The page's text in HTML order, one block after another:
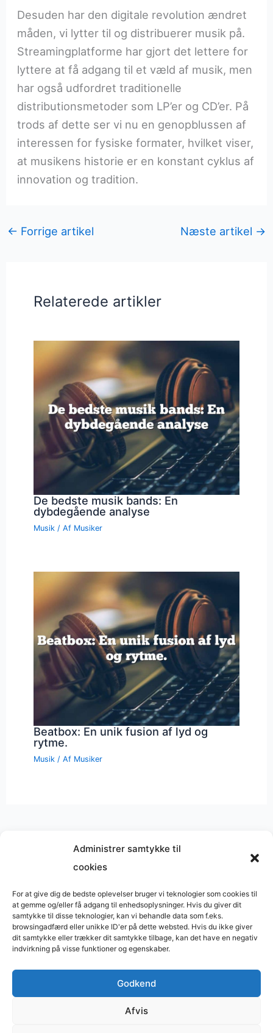
Administrer samtykke til
cookies
For at give dig de bedste oplevelser bruger vi teknologier som cookies til
at gemme og/eller få adgang til enhedsoplysninger. Hvis du giver dit
samtykke til disse teknologier, kan vi behandle data som f.eks.
browsingadfærd eller unikke ID'er på dette websted. Hvis du ikke giver
dit samtykke eller trækker dit samtykke tilbage, kan det have en negativ
indvirkning på visse funktioner og egenskaber.
Godkend
Afvis
Desuden har den digitale revolution ændret
måden, vi lytter til og distribuerer musik på.
Streamingplatforme har gjort det lettere for
lyttere at få adgang til et væld af musik, men
har også udfordret traditionelle
distributionsmetoder som LP’er og CD’er. På
trods af dette ser vi nu en genopblussen af
interessen for fysiske formater, hvilket viser,
at musikens historie er en konstant cyklus af
innovation og tradition.
← Forrige artikel Næste artikel →
Relaterede artikler
De bedste musik bands: En
dybdegående analyse
Musik / Af Musiker
Beatbox: En unik fusion af lyd og
rytme.
Musik / Af Musiker
Musik på
Copyright © 2026 BasimWorld
Udviklet afWebbureau.dk
Bygget medWordPress
Restaurant
Restauranter